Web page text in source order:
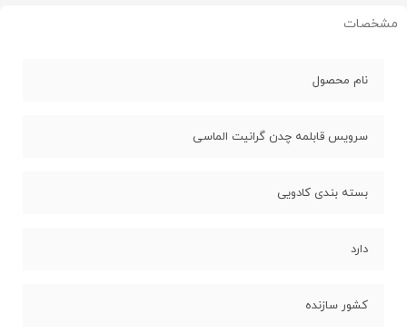
مشخصات
نام محصول
سرویس قابلمه چدن گرانیت الماسی
بسته بندی کادویی
دارد
کشور سازنده